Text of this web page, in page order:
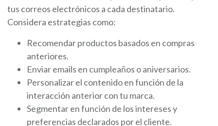
tus correos electrónicos a cada destinatario.
Considera estrategias como:
Recomendar productos basados en compras
anteriores.
Enviar emails en cumpleaños o aniversarios.
Personalizar el contenido en función de la
interacción anterior con tu marca.
Segmentar en función de los intereses y
preferencias declarados por el cliente.